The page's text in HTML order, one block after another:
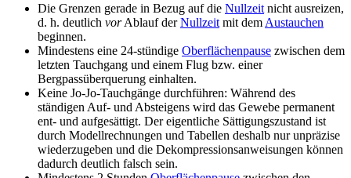
Die Grenzen gerade in Bezug auf die Nullzeit nicht ausreizen,
d. h. deutlich vorAblauf derNullzeit mit dem Austauchen
beginnen.
Mindestens eine 24-stündige Oberflächenpause zwischen dem
letzten Tauchgang und einem Flug bzw. einer
Bergpassüberquerung einhalten.
Keine Jo-Jo-Tauchgänge durchführen: Während des
ständigen Auf- und Absteigens wird das Gewebe permanent
ent- und aufgesättigt. Der eigentliche Sättigungszustand ist
durch Modellrechnungen und Tabellen deshalb nur unpräzise
wiederzugeben und die Dekompressionsanweisungen können
dadurch deutlich falsch sein.